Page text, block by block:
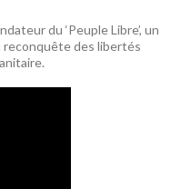
du ‘Peuple Libre’, un
reconquête des libertés